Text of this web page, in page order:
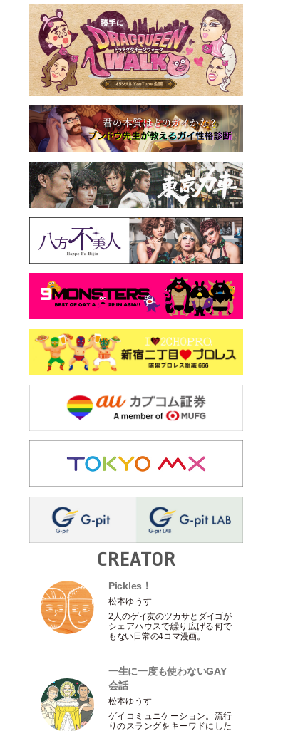
CREATOR
Pickles！
松本ゆうす
2人のゲイ友のツカサとダイゴが
シェアハウスで繰り広げる何で
もない日常の4コマ漫画。
一生に一度も使わないGAY
会話
松本ゆうす
ゲイコミュニケーション。流行
りのスラングをキーワドにした